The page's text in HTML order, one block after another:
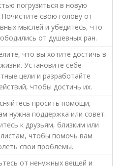
погрузиться в новую
свою голову от
мыслей и убедитесь, что
от душевных ран.
что вы хотите достичь в
Установите себе
цели и разработайте
чтобы достичь их.
просить помощи,
нужна поддержка или совет.
к друзьям, близким или
чтобы помочь вам
свои проблемы.
от ненужных вещей и